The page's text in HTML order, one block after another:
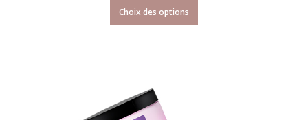
Choix des options